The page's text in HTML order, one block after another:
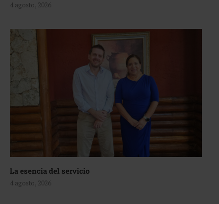
4 agosto, 2026
La esencia del servicio
4 agosto, 2026